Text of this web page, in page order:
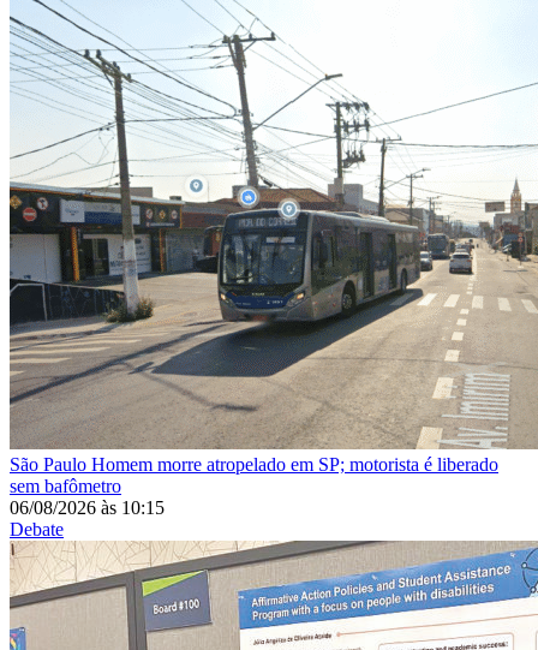
São Paulo Homem morre atropelado em SP; motorista é liberado
sem bafômetro
06/08/2026 às 10:15
Debate